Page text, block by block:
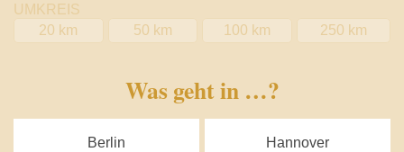
UMKREIS
20 km
50 km 100 km 250 km
Was geht in …?
Berlin Hannover